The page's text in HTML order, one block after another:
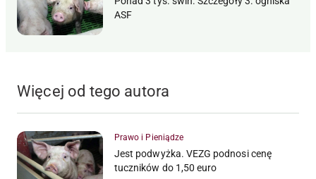
ASF
Więcej od tego autora
Prawo i Pieniądze
Jest podwyżka. VEZG podnosi cenę
tuczników do 1,50 euro